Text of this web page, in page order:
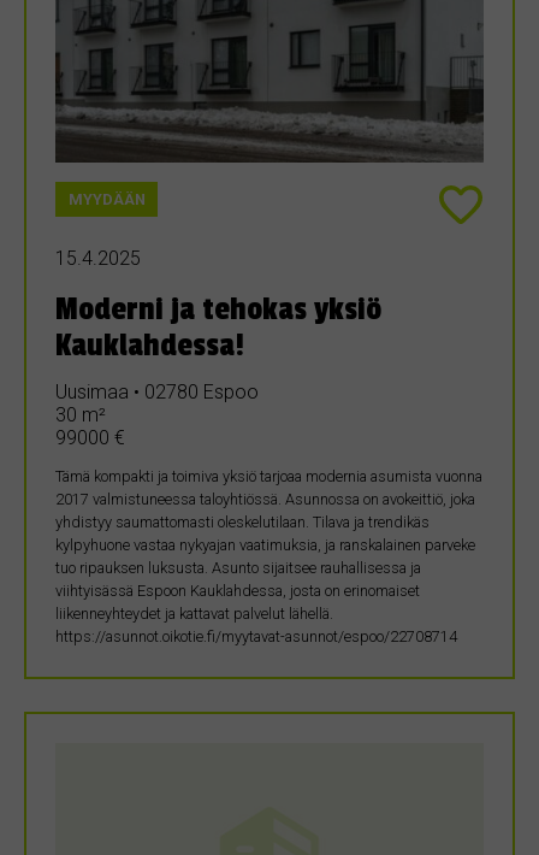
MYYDÄÄN
15.4.2025
Moderni ja tehokas yksiö
Kauklahdessa!
Uusimaa • 02780 Espoo
30 m²
99000 €
Tämä kompakti ja toimiva yksiö tarjoaa modernia asumista vuonna
2017 valmistuneessa taloyhtiössä. Asunnossa on avokeittiö, joka
yhdistyy saumattomasti oleskelutilaan. Tilava ja trendikäs
kylpyhuone vastaa nykyajan vaatimuksia, ja ranskalainen parveke
tuo ripauksen luksusta. Asunto sijaitsee rauhallisessa ja
viihtyisässä Espoon Kauklahdessa, josta on erinomaiset
liikenneyhteydet ja kattavat palvelut lähellä.
https://asunnot.oikotie.fi/myytavat-asunnot/espoo/22708714